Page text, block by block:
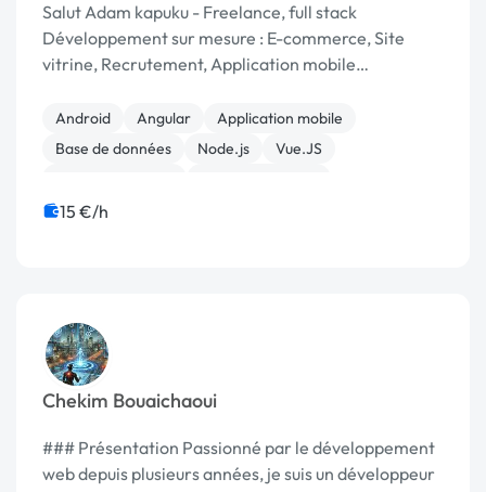
Salut Adam kapuku - Freelance, full stack
Développement sur mesure : E-commerce, Site
vitrine, Recrutement, Application mobile
flutter/ioni/reactnative), et autres technologes du
web ( nodejs , phonegab) etc....
Android Angular
Application mobile
Base de données
Node.js
Vue.JS
Création de site internet
15 €/h
Chekim Bouaichaoui
### Présentation Passionné par le développement
web depuis plusieurs années, je suis un développeur